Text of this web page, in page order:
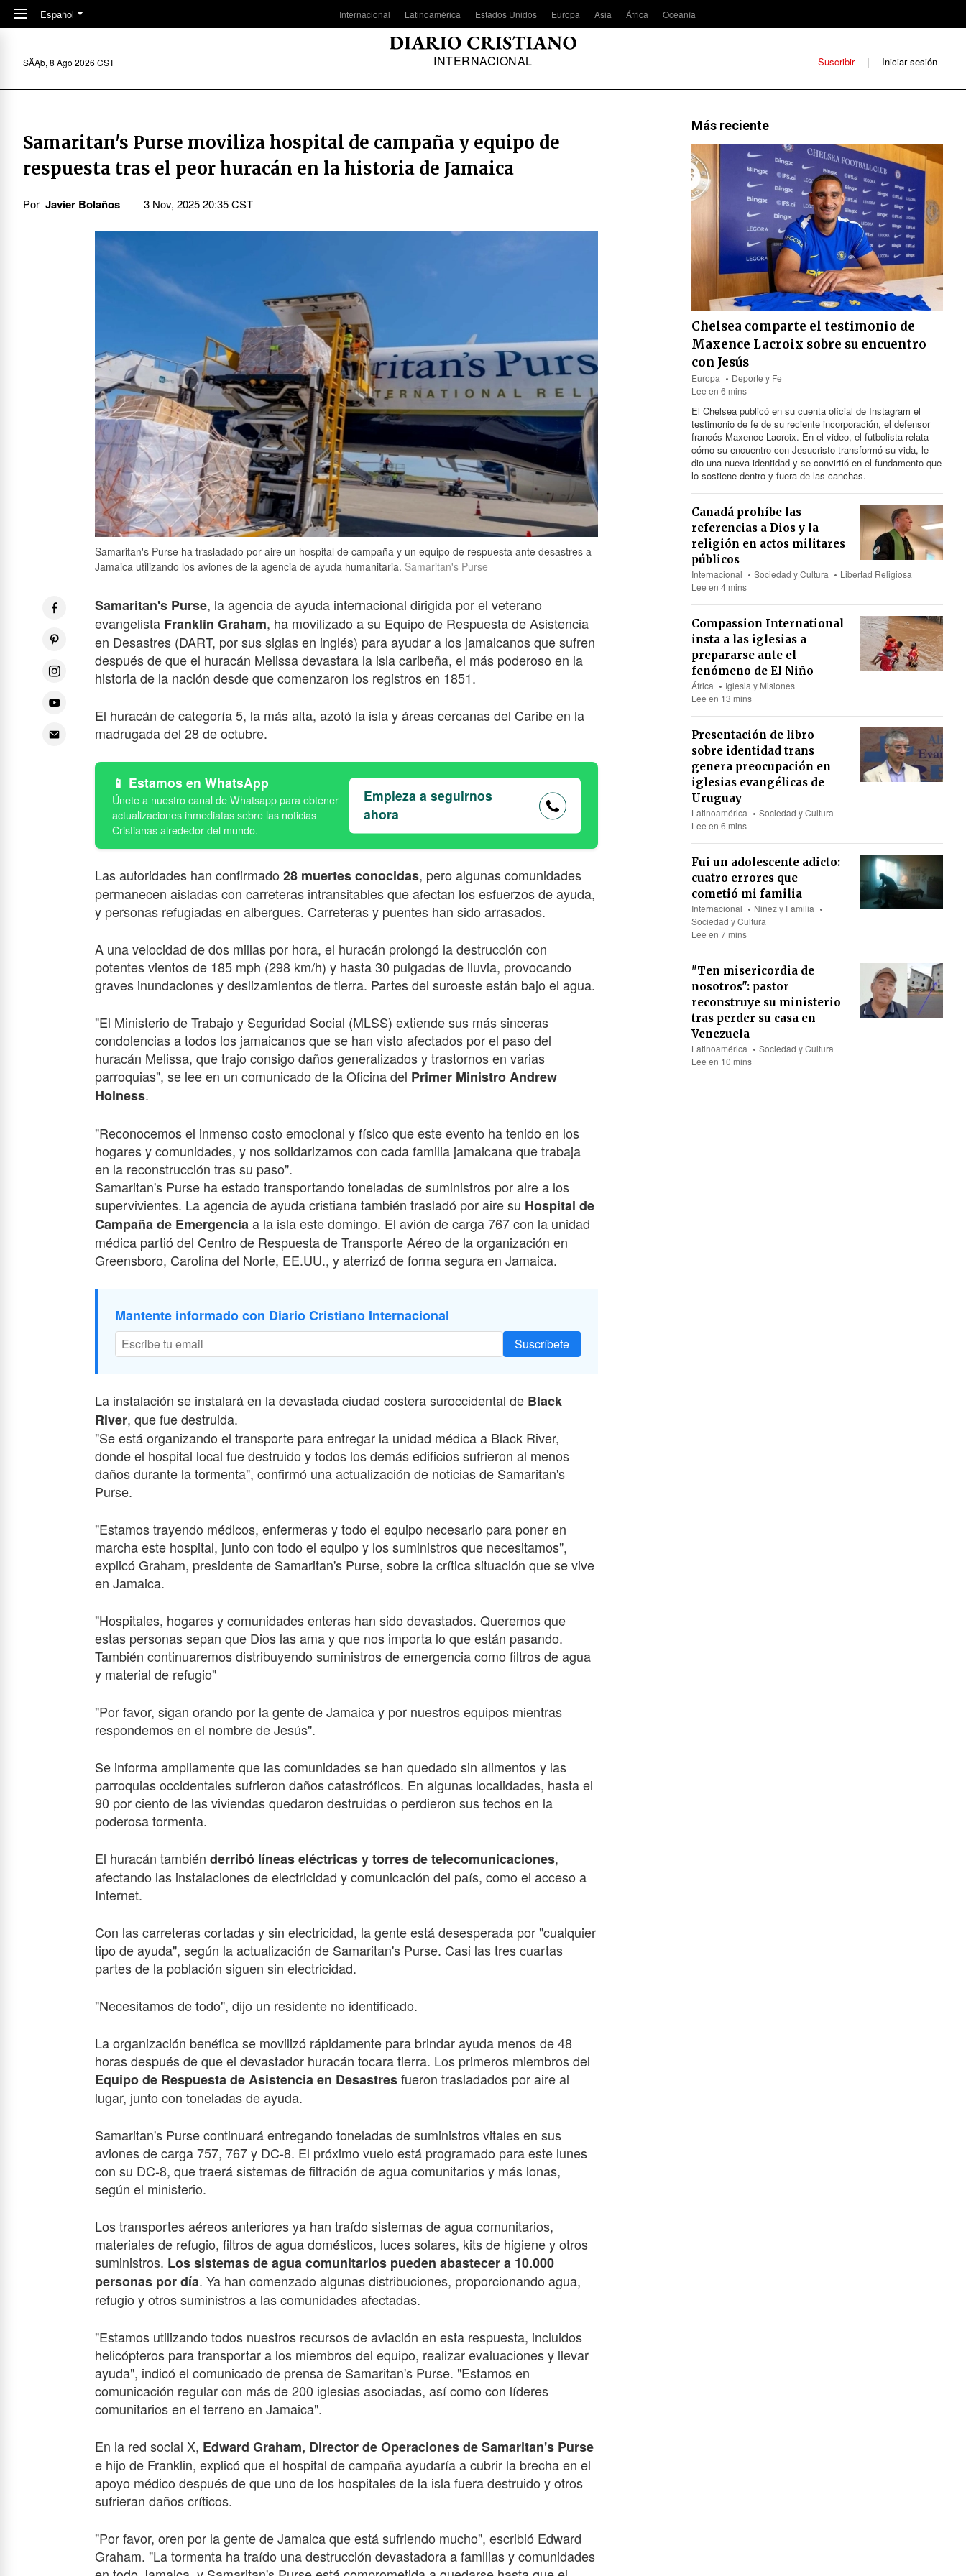
Skip to main content
Español Internacional Latinoamérica Estados Unidos Europa Asia África Oceanía
INTERNACIONAL
SĂĄb, 8 Ago 2026 CST Suscribir Iniciar sesión
Samaritan's Purse moviliza hospital de campaña y equipo de
respuesta tras el peor huracán en la historia de Jamaica
Por Javier Bolaños 3 Nov, 2025 20:35 CST
Samaritan's Purse ha trasladado por aire un hospital de campaña y un equipo de respuesta ante desastres a
Jamaica utilizando los aviones de la agencia de ayuda humanitaria. Samaritan's Purse
Samaritan's Purse, la agencia de ayuda internacional dirigida por el veterano
evangelista Franklin Graham, ha movilizado a su Equipo de Respuesta de Asistencia
en Desastres (DART, por sus siglas en inglés) para ayudar a los jamaicanos que sufren
después de que el huracán Melissa devastara la isla caribeña, el más poderoso en la
historia de la nación desde que comenzaron los registros en 1851.
El huracán de categoría 5, la más alta, azotó la isla y áreas cercanas del Caribe en la
madrugada del 28 de octubre.
Estamos en WhatsApp
Empieza a seguirnos
ahora
Las autoridades han confirmado 28 muertes conocidas, pero algunas comunidades
permanecen aisladas con carreteras intransitables que afectan los esfuerzos de ayuda,
y personas refugiadas en albergues. Carreteras y puentes han sido arrasados.
A una velocidad de dos millas por hora, el huracán prolongó la destrucción con
potentes vientosde 185 mph (298 km/h) y hasta 30 pulgadas de lluvia, provocando
graves inundaciones y deslizamientos de tierra. Partes del suroeste están bajo el agua.
"El Ministerio de Trabajo y Seguridad Social (MLSS) extiende sus más sinceras
condolencias a todos los jamaicanos que se han visto afectados por el paso del
huracán Melissa, que trajo consigo daños generalizados y trastornos en varias
parroquias", se lee en un comunicado de la Oficina del Primer Ministro Andrew
Holness.
"Reconocemos el inmenso costo emocional y físico que este evento ha tenido en los
hogares y comunidades, y nos solidarizamos con cada familia jamaicana que trabaja
en la reconstrucción tras su paso".
Samaritan's Purse ha estado transportando toneladas de suministros por aire a los
supervivientes. La agencia de ayuda cristiana también trasladó por aire su Hospital de
Campaña de Emergenciaa la isla este domingo. El avión de carga 767 con la unidad
médica partió del Centro de Respuesta de Transporte Aéreo de la organización en
Greensboro, Carolina del Norte, EE.UU., y aterrizó de forma segura en Jamaica.
Mantente informado con Diario Cristiano Internacional
Suscríbete
La instalación se instalará en la devastada ciudad costera suroccidental de Black
River, que fue destruida.
"Se está organizando el transporte para entregar la unidad médica a Black River,
donde el hospital local fue destruido y todos los demás edificios sufrieron al menos
daños durante la tormenta", confirmó una actualización de noticias de Samaritan's
Purse.
"Estamos trayendo médicos, enfermeras y todo el equipo necesario para poner en
marcha este hospital, junto con todo el equipo y los suministros que necesitamos",
explicó Graham, presidente de Samaritan's Purse, sobre la crítica situación que se vive
en Jamaica.
"Hospitales, hogares y comunidades enteras han sido devastados. Queremos que
estas personas sepan que Dios las ama y que nos importa lo que están pasando.
También continuaremos distribuyendo suministros de emergencia como filtros de agua
y material de refugio"
"Por favor, sigan orando por la gente de Jamaica y por nuestros equipos mientras
respondemos en el nombre de Jesús".
Se informa ampliamente que las comunidades se han quedado sin alimentos y las
parroquias occidentales sufrieron daños catastróficos. En algunas localidades, hasta el
90 por ciento de las viviendas quedaron destruidas o perdieron sus techos en la
poderosa tormenta.
El huracán también derribó líneas eléctricas y torres de telecomunicaciones,
afectando las instalaciones de electricidad y comunicación del país, como el acceso a
Internet.
Con las carreteras cortadas y sin electricidad, la gente está desesperada por "cualquier
tipo de ayuda", según la actualización de Samaritan's Purse. Casi las tres cuartas
partes de la población siguen sin electricidad.
"Necesitamos de todo", dijo un residente no identificado.
La organización benéfica se movilizó rápidamente para brindar ayuda menosde 48
horas después de que el devastador huracán tocara tierra. Los primeros miembros del
Equipo de Respuesta de Asistencia en Desastresfueron trasladados por aire al
lugar, junto con toneladas de ayuda.
Samaritan's Purse continuará entregando toneladas de suministros vitales en sus
aviones de carga 757, 767 y DC-8. El próximo vuelo está programado para este lunes
con su DC-8, que traerá sistemas de filtración de agua comunitarios y más lonas,
según el ministerio.
Los transportes aéreos anteriores ya han traído sistemas de agua comunitarios,
materiales de refugio, filtros de agua domésticos, luces solares, kits de higiene y otros
suministros. Los sistemas de agua comunitarios pueden abastecer a 10.000
personas por día. Ya han comenzado algunas distribuciones, proporcionando agua,
refugio y otros suministros a las comunidades afectadas.
"Estamos utilizando todos nuestros recursos de aviación en esta respuesta, incluidos
helicópteros para transportar a los miembros del equipo, realizar evaluaciones y llevar
ayuda", indicó el comunicado de prensa de Samaritan's Purse. "Estamos en
comunicación regular con másde 200 iglesias asociadas, así como con líderes
comunitarios en el terreno en Jamaica".
En la red social X, Edward Graham, Director de Operaciones de Samaritan's Purse
e hijo de Franklin, explicó que el hospital de campaña ayudaría a cubrir la brecha en el
apoyo médico después de que uno de los hospitales de la isla fuera destruido y otros
sufrieran daños críticos.
"Por favor, oren por la gente de Jamaica que está sufriendo mucho", escribió Edward
Graham. "La tormenta ha traído una destrucción devastadora a familias y comunidades
Más reciente
Chelsea comparte el testimonio de
Maxence Lacroix sobre su encuentro
con Jesús
Europa
Deporte y Fe
Lee en 6 mins
El Chelsea publicó en su cuenta oficial de Instagram el
testimonio de fe de su reciente incorporación, el defensor
francés Maxence Lacroix. En el video, el futbolista relata
cómo su encuentro con Jesucristo transformó su vida, le
dio una nueva identidad y se convirtió en el fundamento que
lo sostiene dentro y fuera de las canchas.
Canadá prohíbe las
referencias a Dios y la
religión en actos militares
públicos
Internacional Sociedad y Cultura
Libertad Religiosa
Lee en 4 mins
Compassion International
insta a las iglesias a
prepararse ante el
fenómeno de El Niño
África
Iglesia y Misiones
Lee en 13 mins
Presentación de libro
sobre identidad trans
genera preocupación en
iglesias evangélicas de
Uruguay
Latinoamérica
Sociedad y Cultura
Lee en 6 mins
Fui un adolescente adicto:
cuatro errores que
cometió mi familia
Internacional
Niñez y Familia
Sociedad y Cultura
Lee en 7 mins
"Ten misericordia de
nosotros": pastor
reconstruye su ministerio
tras perder su casa en
Venezuela
Latinoamérica
Sociedad y Cultura
Lee en 10 mins